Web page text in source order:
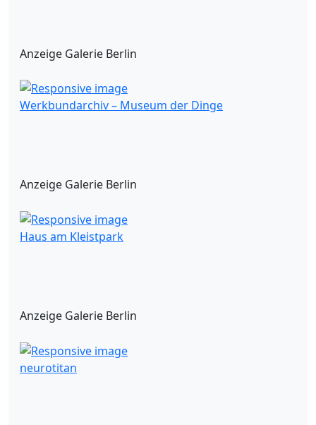
Anzeige Galerie Berlin
Werkbundarchiv – Museum der Dinge
Anzeige Galerie Berlin
Haus am Kleistpark
Anzeige Galerie Berlin
neurotitan